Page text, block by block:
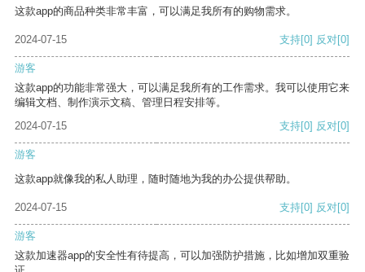
这款app的商品种类非常丰富，可以满足我所有的购物需求。
2024-07-15 支持[0] 反对[0]
游客
这款app的功能非常强大，可以满足我所有的工作需求。我可以使用它来
编辑文档、制作演示文稿、管理日程安排等。
2024-07-15
支持[0] 反对[0]
游客
这款app就像我的私人助理，随时随地为我的办公提供帮助。
2024-07-15 支持[0] 反对[0]
游客
这款加速器app的安全性有待提高，可以加强防护措施，比如增加双重验